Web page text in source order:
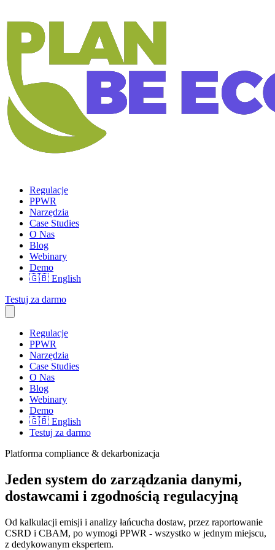
Regulacje
PPWR
Narzędzia
Case Studies
O Nas
Blog
Webinary
Demo
🇬🇧 English
Testuj za darmo
Regulacje
PPWR
Narzędzia
Case Studies
O Nas
Blog
Webinary
Demo
🇬🇧 English
Testuj za darmo
Platforma compliance & dekarbonizacja
Jeden system do zarządzania danymi,
dostawcami i zgodnością regulacyjną
Od kalkulacji emisji i analizy łańcucha dostaw, przez raportowanie
CSRD i CBAM, po wymogi PPWR - wszystko w jednym miejscu,
z dedykowanym ekspertem.